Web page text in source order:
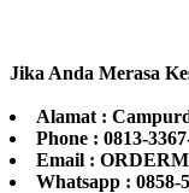
Jika Anda Merasa
Alamat :
Phone : 0813-
Email :
Whatsapp : 0858-